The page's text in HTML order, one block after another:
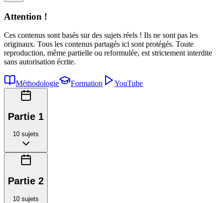
Attention !
Ces contenus sont basés sur des sujets réels ! Ils ne sont pas les
originaux. Tous les contenus partagés ici sont protégés. Toute
reproduction, même partielle ou reformulée, est strictement interdite
sans autorisation écrite.
Méthodologie Formation YouTube
Partie 1
10 sujets
Partie 2
10 sujets